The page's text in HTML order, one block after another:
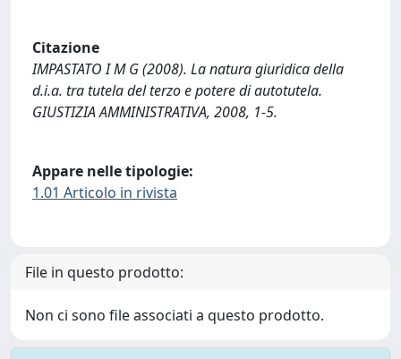
Citazione
IMPASTATO I M G (2008). La natura giuridica della
d.i.a. tra tutela del terzo e potere di autotutela.
GIUSTIZIA AMMINISTRATIVA, 2008, 1-5.
Appare nelle tipologie:
1.01 Articolo in rivista
File in questo prodotto:
Non ci sono file associati a questo prodotto.